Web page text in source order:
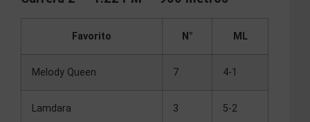
Favorito N° ML
Melody Queen 7 4-1
Lamdara 3 5-2